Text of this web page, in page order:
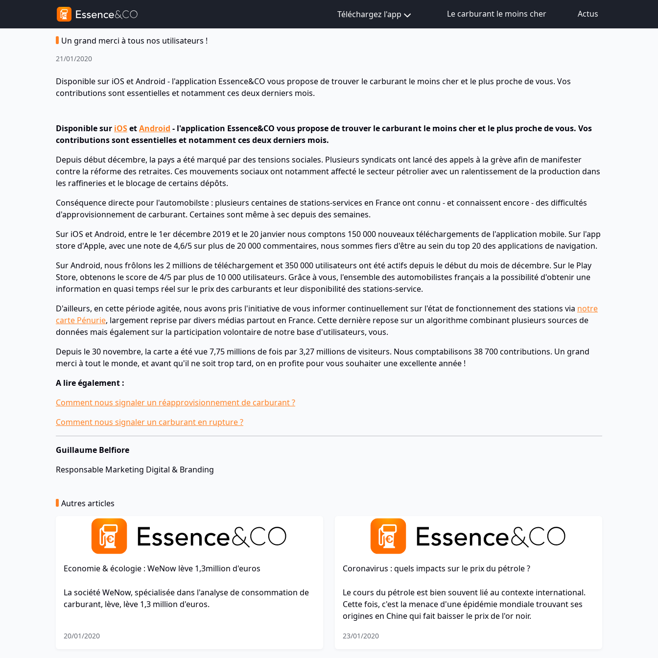
Téléchargez l'app Le carburant le moins cher Actus
Un grand merci à tous nos utilisateurs !
21/01/2020
Disponible sur iOS et Android - l'application Essence&CO vous propose de trouver le carburant le moins cher et le plus proche de vous. Vos
contributions sont essentielles et notamment ces deux derniers mois.
Disponible sur iOSetAndroid - l'application Essence&CO vous propose de trouver le carburant le moins cher et le plus proche de vous. Vos
contributions sont essentielles et notamment ces deux derniers mois.
Depuis début décembre, la pays a été marqué par des tensions sociales. Plusieurs syndicats ont lancé des appels à la grève afin de manifester
contre la réforme des retraites. Ces mouvements sociaux ont notamment affecté le secteur pétrolier avec un ralentissement de la production dans
les raffineries et le blocage de certains dépôts.
Conséquence directe pour l'automobilste : plusieurs centaines de stations-services en France ont connu - et connaissent encore - des difficultés
d'approvisionnement de carburant. Certaines sont même à sec depuis des semaines.
Sur iOS et Android, entre le 1er décembre 2019 et le 20 janvier nous comptons 150 000 nouveaux téléchargements de l'application mobile. Sur l'app
store d'Apple, avec une note de 4,6/5 sur plus de 20 000 commentaires, nous sommes fiers d'être au sein du top 20 des applications de navigation.
Sur Android, nous frôlons les 2 millions de téléchargement et 350 000 utilisateurs ont été actifs depuis le début du mois de décembre. Sur le Play
Store, obtenons le score de 4/5 par plus de 10 000 utilisateurs. Grâce à vous, l'ensemble des automobilistes français a la possibilité d'obtenir une
information en quasi temps réel sur le prix des carburants et leur disponibilité des stations-service.
D'ailleurs, en cette période agitée, nous avons pris l'initiative de vous informer continuellement sur l'état de fonctionnement des stations via notre
carte Pénurie, largement reprise par divers médias partout en France. Cette dernière repose sur un algorithme combinant plusieurs sources de
données mais également sur la participation volontaire de notre base d'utilisateurs, vous.
Depuis le 30 novembre, la carte a été vue 7,75 millions de fois par 3,27 millions de visiteurs. Nous comptabilisons 38 700 contributions. Un grand
merci à tout le monde, et avant qu'il ne soit trop tard, on en profite pour vous souhaiter une excellente année !
A lire également :
Comment nous signaler un réapprovisionnement de carburant ?
Comment nous signaler un carburant en rupture ?
Guillaume Belfiore
Responsable Marketing Digital & Branding
Autres articles
Economie & écologie : WeNow lève 1,3million d'euros
La société WeNow, spécialisée dans l'analyse de consommation de
carburant, lève, lève 1,3 million d'euros.
20/01/2020
Coronavirus : quels impacts sur le prix du pétrole ?
Le cours du pétrole est bien souvent lié au contexte international.
Cette fois, c'est la menace d'une épidémie mondiale trouvant ses
origines en Chine qui fait baisser le prix de l'or noir.
23/01/2020